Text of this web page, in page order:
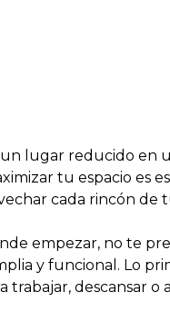
un lugar reducido en
tu espacio es
cada rincón de
empezar, no te
y funcional. Lo
trabajar, descansar o